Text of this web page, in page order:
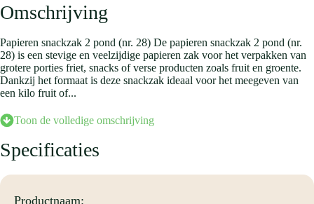
Omschrijving
Papieren snackzak 2 pond (nr. 28) De papieren snackzak 2 pond (nr.
28) is een stevige en veelzijdige papieren zak voor het verpakken van
grotere porties friet, snacks of verse producten zoals fruit en groente.
Dankzij het formaat is deze snackzak ideaal voor het meegeven van
een kilo fruit of...
papieren zak voor het verpakken van grotere porties friet, snacks of
verse producten zoals fruit en groente. Dankzij het formaat is deze
snackzak ideaal voor het meegeven van een kilo fruit of een royale
Toon de volledige omschrijving
Specificaties
Productnaam: